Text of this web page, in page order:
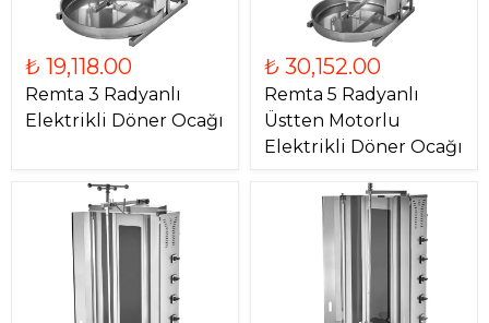
₺ 19,118.00
Remta 3 Radyanlı
Elektrikli Döner Ocağı
₺ 30,152.00
Remta 5 Radyanlı
Üstten Motorlu
Elektrikli Döner Ocağı